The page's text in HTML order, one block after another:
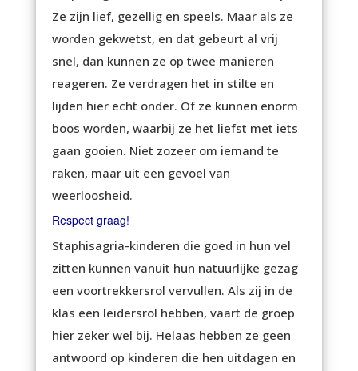
Ze zijn lief, gezellig en speels. Maar als ze
worden gekwetst, en dat gebeurt al vrij
snel, dan kunnen ze op twee manieren
reageren. Ze verdragen het in stilte en
lijden hier echt onder. Of ze kunnen enorm
boos worden, waarbij ze het liefst met iets
gaan gooien. Niet zozeer om iemand te
raken, maar uit een gevoel van
weerloosheid.
Respect graag!
Staphisagria-kinderen die goed in hun vel
zitten kunnen vanuit hun natuurlijke gezag
een voortrekkersrol vervullen. Als zij in de
klas een leidersrol hebben, vaart de groep
hier zeker wel bij. Helaas hebben ze geen
antwoord op kinderen die hen uitdagen en